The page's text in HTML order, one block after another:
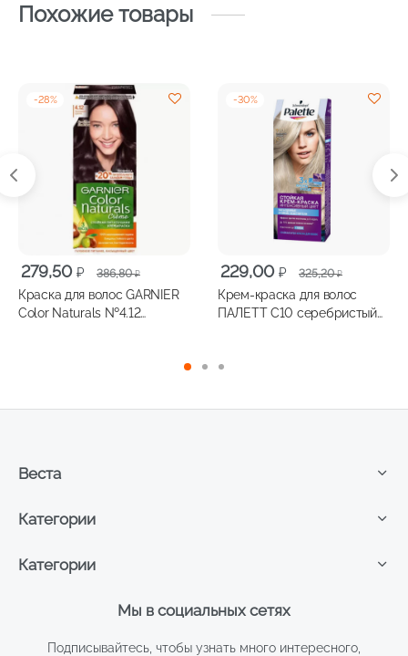
Похожие товары
-28%
386,80₽
Первоначальная
цена
составляла
279,50 ₽
Текущая
цена:
279,50 ₽.
Краска для волос GARNIER
Color Naturals №4.12
-30%
325,20₽
Первоначальная
цена
составляла
229,00 ₽
Текущая
цена:
229,00 ₽.
Крем-краска для волос
ПАЛЕТТ C10 серебристый
Мы в социальных сетях
Подписывайтесь, чтобы узнать много интересного,
Категории
Категории
Веста